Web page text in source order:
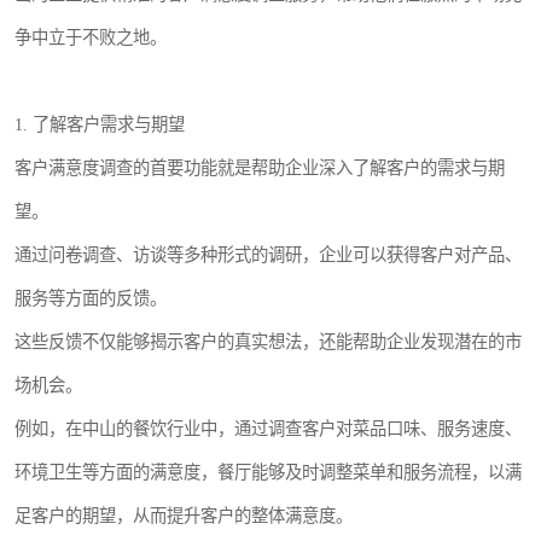
争中立于不败之地。
1. 了解客户需求与期望
客户满意度调查的首要功能就是帮助企业深入了解客户的需求与期
望。
通过问卷调查、访谈等多种形式的调研，企业可以获得客户对产品、
服务等方面的反馈。
这些反馈不仅能够揭示客户的真实想法，还能帮助企业发现潜在的市
场机会。
例如，在中山的餐饮行业中，通过调查客户对菜品口味、服务速度、
环境卫生等方面的满意度，餐厅能够及时调整菜单和服务流程，以满
足客户的期望，从而提升客户的整体满意度。